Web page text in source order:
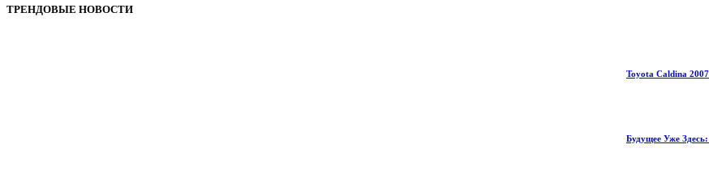
ТРЕНДОВЫЕ НОВОСТИ
Toyota Caldina 2007: Отзывы
Будущее Уже Здесь: Все, Что